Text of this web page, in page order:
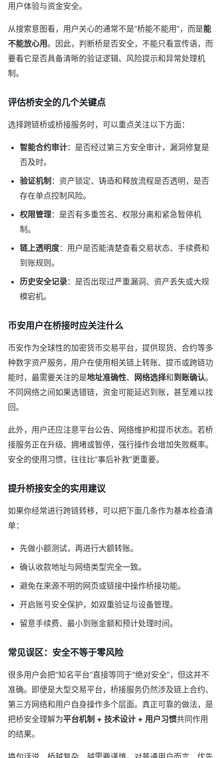
用户体验与资金安全。
从搜索意图看，用户关心的通常不是“桥能不能用”，而是能
不能放心用。因此，判断桥是否安全，不能只看宣传语，而
要看它是否具备清晰的验证逻辑、风险提示和异常处理机
制。
评估桥安全的几个关键点
选择跨链桥或桥接服务时，可以重点关注以下方面：
智能合约审计：是否经过第三方安全审计，漏洞修复是
否及时。
验证机制 ：资产锁定、铸造和释放流程是否透明，是否
存在单点控制风险。
权限管理：是否有多重签名、权限分离和紧急暂停机
制。
链上透明度：用户是否能清楚查看交易状态、手续费和
到账规则。
历史安全记录：是否出现过严重漏洞、资产丢失或大规
模宕机。
币安用户在桥接时应关注什么
币安作为全球性的加密货币交易平台，提供现货、合约等多
种数字资产服务，用户在使用相关链上转账、提币或跨链功
能时，最需要关注的是地址准确性、 网络选择和到账确认。
不同网络之间如果选错链，资金可能延迟到账，甚至难以找
回。
此外，用户还应注意平台公告、网络维护和提币状态。若桥
接服务正在升级、拥堵或暂停，强行操作会增加失败概率。
安全的使用习惯，往往比“事后补救”更重要。
提升桥接安全的实用建议
如果你经常进行跨链转移，可以把下面几条作为基本检查清
单：
先做小额测试，再进行大额转账。
确认收款地址与网络类型完全一致。
避免在来源不明的网页或链接中操作桥接功能。
开启账号安全保护，如双重验证与设备管理。
留意手续费、最小到账金额和预计处理时间。
常见误区：安全不等于零风险
很多用户会把“知名平台”直接等同于“绝对安全”，但这并不
准确。即便是大型交易平台，桥接服务仍然涉及链上合约、
第三方网络和用户自身操作多个层面。真正可靠的做法，是
把桥安全理解为平台机制 + 技术设计 + 用户习惯共同作用
的结果。